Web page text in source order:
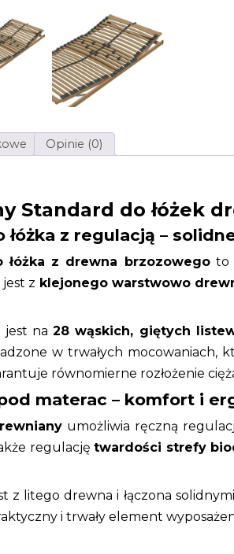
Opinie (0)
Standard do łóżek
łóżka z regulacją –
łóżka z drewna brzozowegoto
z klejonego warstwowo
jest na28 wąskich, giętych
w trwałych
równomierne rozłożenie
materac – komfort i
umożliwia ręczną
regulację twardości strefy
z litego drewna i łączona
i trwały element